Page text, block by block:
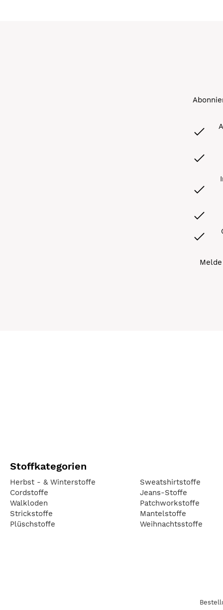
Stoffkategorien
Herbst - & Winterstoffe
Cordstoffe
Walkloden
Strickstoffe
Plüschstoffe
Sweatshirtstoffe
Jeans-Stoffe
Patchworkstoffe
Mantelstoffe
Weihnachtsstoffe